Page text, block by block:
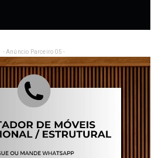
- Anúncio Parceiro 05 -